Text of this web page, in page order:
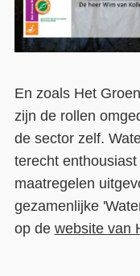
En zoals Het
zijn de rollen
de sector zelf.
terecht
maatregelen
gezamenlijke
op de website van